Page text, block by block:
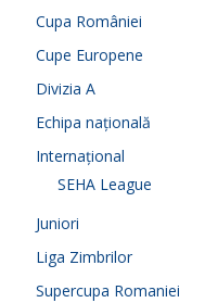
Cupa României
Cupe Europene
Divizia A
Echipa națională
Internațional
SEHA League
Juniori
Liga Zimbrilor
Supercupa Romaniei